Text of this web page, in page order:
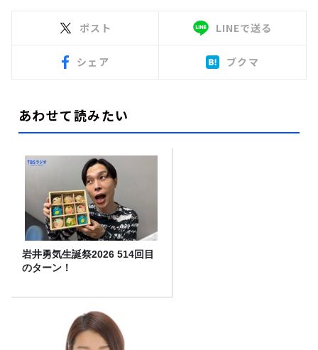
ポスト LINEで送る
シェア ブクマ
あわせて読みたい
岩井勇気生誕祭2026 514回目
のターン！